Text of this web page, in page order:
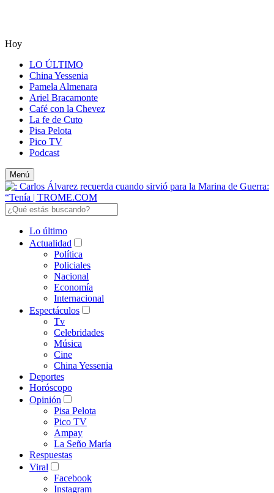
Hoy
LO ÚLTIMO
China Yessenia
Pamela Almenara
Ariel Bracamonte
Café con la Chevez
La fe de Cuto
Pisa Pelota
Pico TV
Podcast
Menú
Lo último
Actualidad
Política
Policiales
Nacional
Economía
Internacional
Espectáculos
Tv
Celebridades
Música
Cine
China Yessenia
Deportes
Horóscopo
Opinión
Pisa Pelota
Pico TV
Ampay
La Seño María
Respuestas
Viral
Facebook
Instagram